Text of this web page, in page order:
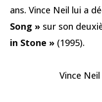
ans. Vince Neil lui a
Song » sur son
in Stone » (1995).
Vince